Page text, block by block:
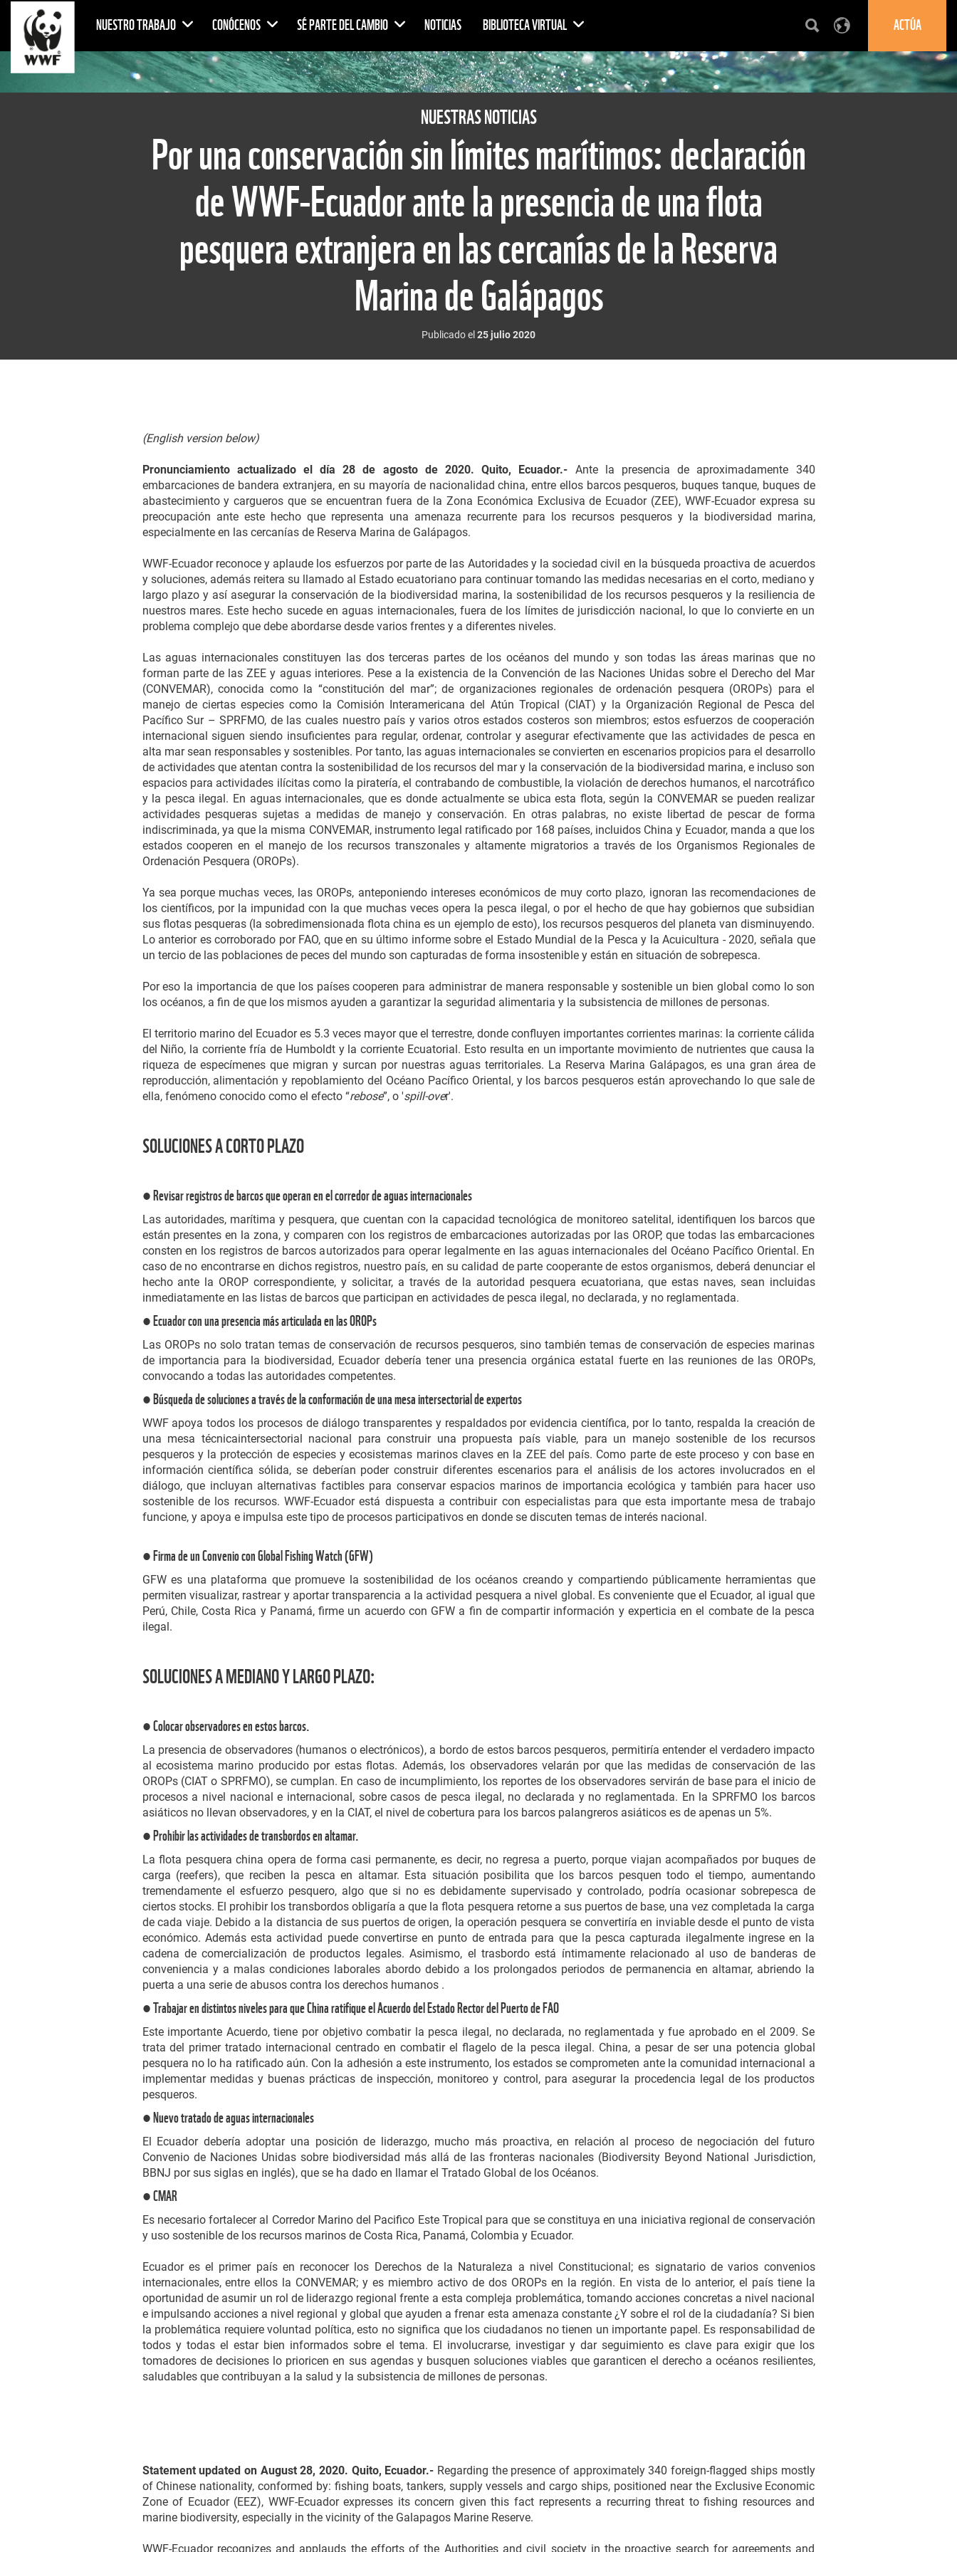
NUESTRO TRABAJO CONÓCENOS SÉ PARTE DEL CAMBIO NOTICIAS BIBLIOTECA VIRTUAL ACTÚA
NUESTRAS NOTICIAS
Por una conservación sin límites marítimos: declaración
de WWF-Ecuador ante la presencia de una flota
pesquera extranjera en las cercanías de la Reserva
Marina de Galápagos
Publicado el 25 julio 2020
(English version below)
Pronunciamiento actualizado el día 28 de agosto de 2020. Quito, Ecuador.- Ante la presencia de aproximadamente 340
embarcaciones de bandera extranjera, en su mayoría de nacionalidad china, entre ellos barcos pesqueros, buques tanque, buques de
abastecimiento y cargueros que se encuentran fuera de la Zona Económica Exclusiva de Ecuador (ZEE), WWF-Ecuador expresa su
preocupación ante este hecho que representa una amenaza recurrente para los recursos pesqueros y la biodiversidad marina,
especialmente en las cercanías de Reserva Marina de Galápagos.
WWF-Ecuador reconoce y aplaude los esfuerzos por parte de las Autoridades y la sociedad civil en la búsqueda proactiva de acuerdos
y soluciones, además reitera su llamado al Estado ecuatoriano para continuar tomando las medidas necesarias en el corto, mediano y
largo plazo y así asegurar la conservación de la biodiversidad marina, la sostenibilidad de los recursos pesqueros y la resiliencia de
nuestros mares. Este hecho sucede en aguas internacionales, fuera de los límites de jurisdicción nacional, lo que lo convierte en un
problema complejo que debe abordarse desde varios frentes y a diferentes niveles.
Las aguas internacionales constituyen las dos terceras partes de los océanos del mundo y son todas las áreas marinas que no
forman parte de las ZEE y aguas interiores. Pese a la existencia de la Convención de las Naciones Unidas sobre el Derecho del Mar
(CONVEMAR), conocida como la “constitución del mar”; de organizaciones regionales de ordenación pesquera (OROPs) para el
manejo de ciertas especies como la Comisión Interamericana del Atún Tropical (CIAT) y la Organización Regional de Pesca del
Pacífico Sur – SPRFMO, de las cuales nuestro país y varios otros estados costeros son miembros; estos esfuerzos de cooperación
internacional siguen siendo insuficientes para regular, ordenar, controlar y asegurar efectivamente que las actividades de pesca en
alta mar sean responsables y sostenibles. Por tanto, las aguas internacionales se convierten en escenarios propicios para el desarrollo
de actividades que atentan contra la sostenibilidad de los recursos del mar y la conservación de la biodiversidad marina, e incluso son
espacios para actividades ilícitas como la piratería, el contrabando de combustible, la violación de derechos humanos, el narcotráfico
y la pesca ilegal. En aguas internacionales, que es donde actualmente se ubica esta flota, según la CONVEMAR se pueden realizar
actividades pesqueras sujetas a medidas de manejo y conservación. En otras palabras, no existe libertad de pescar de forma
indiscriminada, ya que la misma CONVEMAR, instrumento legal ratificado por 168 países, incluidos China y Ecuador, manda a que los
estados cooperen en el manejo de los recursos transzonales y altamente migratorios a través de los Organismos Regionales de
Ordenación Pesquera (OROPs).
Ya sea porque muchas veces, las OROPs, anteponiendo intereses económicos de muy corto plazo, ignoran las recomendaciones de
los científicos, por la impunidad con la que muchas veces opera la pesca ilegal, o por el hecho de que hay gobiernos que subsidian
sus flotas pesqueras (la sobredimensionada flota china es un ejemplo de esto), los recursos pesqueros del planeta van disminuyendo.
Lo anterior es corroborado por FAO, que en su último informe sobre el Estado Mundial de la Pesca y la Acuicultura - 2020, señala que
un tercio de las poblaciones de peces del mundo son capturadas de forma insostenible y están en situación de sobrepesca.
Por eso la importancia de que los países cooperen para administrar de manera responsable y sostenible un bien global como lo son
los océanos, a fin de que los mismos ayuden a garantizar la seguridad alimentaria y la subsistencia de millones de personas.
El territorio marino del Ecuador es 5.3 veces mayor que el terrestre, donde confluyen importantes corrientes marinas: la corriente cálida
del Niño, la corriente fría de Humboldt y la corriente Ecuatorial. Esto resulta en un importante movimiento de nutrientes que causa la
riqueza de especímenes que migran y surcan por nuestras aguas territoriales. La Reserva Marina Galápagos, es una gran área de
reproducción, alimentación y repoblamiento del Océano Pacífico Oriental, y los barcos pesqueros están aprovechando lo que sale de
ella, fenómeno conocido como el efecto “rebose”, o 'spill-over'.
SOLUCIONES A CORTO PLAZO
● Revisar registros de barcos que operan en el corredor de aguas internacionales
Las autoridades, marítima y pesquera, que cuentan con la capacidad tecnológica de monitoreo satelital, identifiquen los barcos que
están presentes en la zona, y comparen con los registros de embarcaciones autorizadas por las OROP, que todas las embarcaciones
consten en los registros de barcos autorizados para operar legalmente en las aguas internacionales del Océano Pacífico Oriental. En
caso de no encontrarse en dichos registros, nuestro país, en su calidad de parte cooperante de estos organismos, deberá denunciar el
hecho ante la OROP correspondiente, y solicitar, a través de la autoridad pesquera ecuatoriana, que estas naves, sean incluidas
inmediatamente en las listas de barcos que participan en actividades de pesca ilegal, no declarada, y no reglamentada.
● Ecuador con una presencia más articulada en las OROPs
Las OROPs no solo tratan temas de conservación de recursos pesqueros, sino también temas de conservación de especies marinas
de importancia para la biodiversidad, Ecuador debería tener una presencia orgánica estatal fuerte en las reuniones de las OROPs,
convocando a todas las autoridades competentes.
● Búsqueda de soluciones a través de la conformación de una mesa intersectorial de expertos
WWF apoya todos los procesos de diálogo transparentes y respaldados por evidencia científica, por lo tanto, respalda la creación de
una mesa técnicaintersectorial nacional para construir una propuesta país viable, para un manejo sostenible de los recursos
pesqueros y la protección de especies y ecosistemas marinos claves en la ZEE del país. Como parte de este proceso y con base en
información científica sólida, se deberían poder construir diferentes escenarios para el análisis de los actores involucrados en el
diálogo, que incluyan alternativas factibles para conservar espacios marinos de importancia ecológica y también para hacer uso
sostenible de los recursos. WWF-Ecuador está dispuesta a contribuir con especialistas para que esta importante mesa de trabajo
funcione, y apoya e impulsa este tipo de procesos participativos en donde se discuten temas de interés nacional.
● Firma de un Convenio con Global Fishing Watch (GFW)
GFW es una plataforma que promueve la sostenibilidad de los océanos creando y compartiendo públicamente herramientas que
permiten visualizar, rastrear y aportar transparencia a la actividad pesquera a nivel global. Es conveniente que el Ecuador, al igual que
Perú, Chile, Costa Rica y Panamá, firme un acuerdo con GFW a fin de compartir información y experticia en el combate de la pesca
ilegal.
SOLUCIONES A MEDIANO Y LARGO PLAZO:
● Colocar observadores en estos barcos.
La presencia de observadores (humanos o electrónicos), a bordo de estos barcos pesqueros, permitiría entender el verdadero impacto
al ecosistema marino producido por estas flotas. Además, los observadores velarán por que las medidas de conservación de las
OROPs (CIAT o SPRFMO), se cumplan. En caso de incumplimiento, los reportes de los observadores servirán de base para el inicio de
procesos a nivel nacional e internacional, sobre casos de pesca ilegal, no declarada y no reglamentada. En la SPRFMO los barcos
asiáticos no llevan observadores, y en la CIAT, el nivel de cobertura para los barcos palangreros asiáticos es de apenas un 5%.
● Prohibir las actividades de transbordos en altamar.
La flota pesquera china opera de forma casi permanente, es decir, no regresa a puerto, porque viajan acompañados por buques de
carga (reefers), que reciben la pesca en altamar. Esta situación posibilita que los barcos pesquen todo el tiempo, aumentando
tremendamente el esfuerzo pesquero, algo que si no es debidamente supervisado y controlado, podría ocasionar sobrepesca de
ciertos stocks. El prohibir los transbordos obligaría a que la flota pesquera retorne a sus puertos de base, una vez completada la carga
de cada viaje. Debido a la distancia de sus puertos de origen, la operación pesquera se convertiría en inviable desde el punto de vista
económico. Además esta actividad puede convertirse en punto de entrada para que la pesca capturada ilegalmente ingrese en la
cadena de comercialización de productos legales. Asimismo, el trasbordo está íntimamente relacionado al uso de banderas de
conveniencia y a malas condiciones laborales abordo debido a los prolongados periodos de permanencia en altamar, abriendo la
puerta a una serie de abusos contra los derechos humanos .
● Trabajar en distintos niveles para que China ratifique el Acuerdo del Estado Rector del Puerto de FAO
Este importante Acuerdo, tiene por objetivo combatir la pesca ilegal, no declarada, no reglamentada y fue aprobado en el 2009. Se
trata del primer tratado internacional centrado en combatir el flagelo de la pesca ilegal. China, a pesar de ser una potencia global
pesquera no lo ha ratificado aún. Con la adhesión a este instrumento, los estados se comprometen ante la comunidad internacional a
implementar medidas y buenas prácticas de inspección, monitoreo y control, para asegurar la procedencia legal de los productos
pesqueros.
● Nuevo tratado de aguas internacionales
El Ecuador debería adoptar una posición de liderazgo, mucho más proactiva, en relación al proceso de negociación del futuro
Convenio de Naciones Unidas sobre biodiversidad más allá de las fronteras nacionales (Biodiversity Beyond National Jurisdiction,
BBNJ por sus siglas en inglés), que se ha dado en llamar el Tratado Global de los Océanos.
● CMAR
Es necesario fortalecer al Corredor Marino del Pacifico Este Tropical para que se constituya en una iniciativa regional de conservación
y uso sostenible de los recursos marinos de Costa Rica, Panamá, Colombia y Ecuador.
Ecuador es el primer país en reconocer los Derechos de la Naturaleza a nivel Constitucional; es signatario de varios convenios
internacionales, entre ellos la CONVEMAR; y es miembro activo de dos OROPs en la región. En vista de lo anterior, el país tiene la
oportunidad de asumir un rol de liderazgo regional frente a esta compleja problemática, tomando acciones concretas a nivel nacional
e impulsando acciones a nivel regional y global que ayuden a frenar esta amenaza constante ¿Y sobre el rol de la ciudadanía? Si bien
la problemática requiere voluntad política, esto no significa que los ciudadanos no tienen un importante papel. Es responsabilidad de
todos y todas el estar bien informados sobre el tema. El involucrarse, investigar y dar seguimiento es clave para exigir que los
tomadores de decisiones lo prioricen en sus agendas y busquen soluciones viables que garanticen el derecho a océanos resilientes,
saludables que contribuyan a la salud y la subsistencia de millones de personas.
Statement updated on August 28, 2020. Quito, Ecuador.- Regarding the presence of approximately 340 foreign-flagged ships mostly
of Chinese nationality, conformed by: fishing boats, tankers, supply vessels and cargo ships, positioned near the Exclusive Economic
Zone of Ecuador (EEZ), WWF-Ecuador expresses its concern given this fact represents a recurring threat to fishing resources and
marine biodiversity, especially in the vicinity of the Galapagos Marine Reserve.
WWF-Ecuador recognizes and applauds the efforts of the Authorities and civil society in the proactive search for agreements and